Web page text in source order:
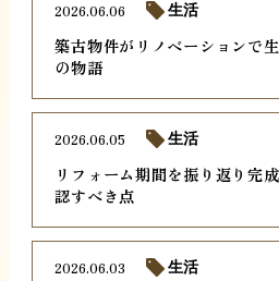
築古物件がリノベーションで
の物語
2026.06.06 生活
リフォーム期間を振り返り完
認すべき点
2026.06.05 生活
2026.06.03 生活